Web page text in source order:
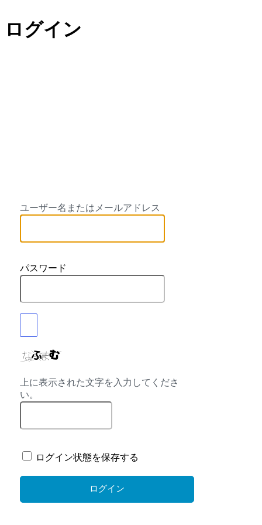
ログイン
ユーザー名またはメールアドレス
パスワード
上に表示された文字を入力してくださ
い。
ログイン状態を保存する